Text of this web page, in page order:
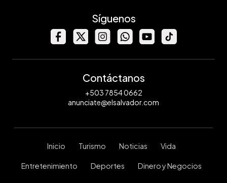
Síguenos
Contáctanos
+503 7854 0662
anunciate@elsalvador.com
Inicio Turismo Noticias Vida
Entretenimiento Deportes Dinero y Negocios